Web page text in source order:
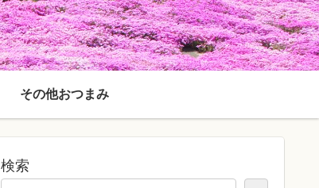
その他おつまみ
検索